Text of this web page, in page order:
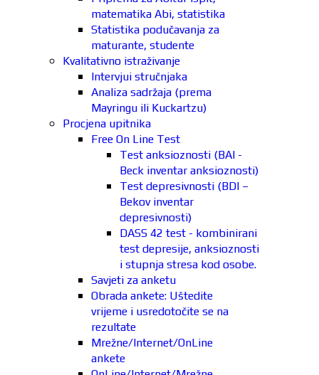
matematika Abi, statistika
Statistika podučavanja za
maturante, studente
Kvalitativno istraživanje
Intervjui stručnjaka
Analiza sadržaja (prema
Mayringu ili Kuckartzu)
Procjena upitnika
Free On Line Test
Test anksioznosti (BAI -
Beck inventar anksioznosti)
Test depresivnosti (BDI –
Bekov inventar
depresivnosti)
DASS 42 test - kombinirani
test depresije, anksioznosti
i stupnja stresa kod osobe.
Savjeti za anketu
Obrada ankete: Uštedite
vrijeme i usredotočite se na
rezultate
Mrežne/Internet/OnLine
ankete